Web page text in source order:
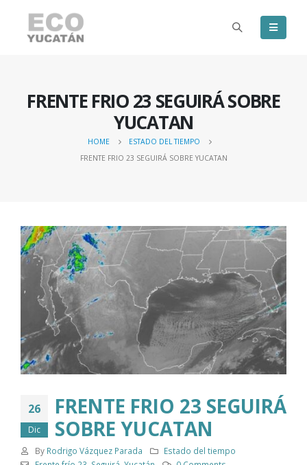
FRENTE FRIO 23 SEGUIRÁ SOBRE
YUCATAN
HOME
ESTADO DEL TIEMPO
FRENTE FRIO 23 SEGUIRÁ SOBRE YUCATAN
26
Dic
FRENTE FRIO 23 SEGUIRÁ
SOBRE YUCATAN
By Rodrigo Vázquez Parada
Estado del tiempo